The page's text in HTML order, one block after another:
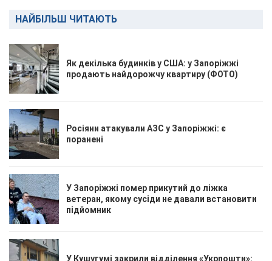
НАЙБІЛЬШ ЧИТАЮТЬ
Як декілька будинків у США: у Запоріжжі
продають найдорожчу квартиру (ФОТО)
Росіяни атакували АЗС у Запоріжжі: є
поранені
У Запоріжжі помер прикутий до ліжка
ветеран, якому сусіди не давали встановити
підйомник
У Кушугумі закрили відділення «Укрпошти»: